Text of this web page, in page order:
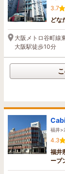
3.7
どな
大阪メトロ谷町線
大阪駅徒歩10分
福井>
4.3
福井
ープ